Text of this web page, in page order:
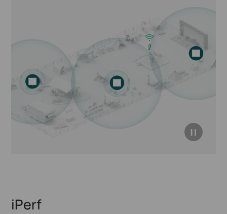
click to
video
iPerf